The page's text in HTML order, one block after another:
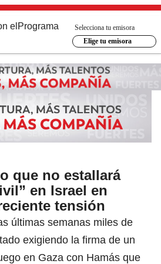
el Programa
Selecciona tu emisora
Elige tu emisora
que no estallará
en Israel en
tensión
últimas semanas miles de
exigiendo la firma de un
en Gaza con Hamás que